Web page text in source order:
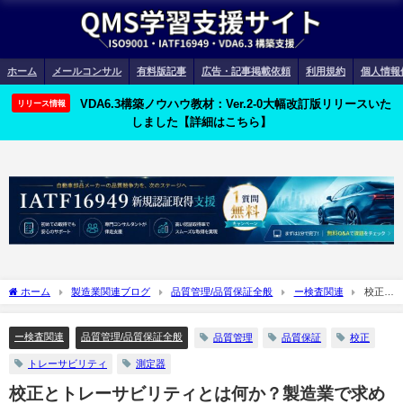
ホーム メールコンサル 有料版記事 広告・記事掲載依頼 利用規約 個人情報
リリース情報
VDA6.3構築ノウハウ教材：Ver.2-0大幅改訂版リリースいた
しました【詳細はこちら】
ホーム 製造業関連ブログ 品質管理/品質保証全般 ー検査関連
校正と
ー検査関連 品質管理/品質保証全般 品質管理 品質保証 校正
トレーサビリティ 測定器
校正とトレーサビリティとは何か？製造業で求め